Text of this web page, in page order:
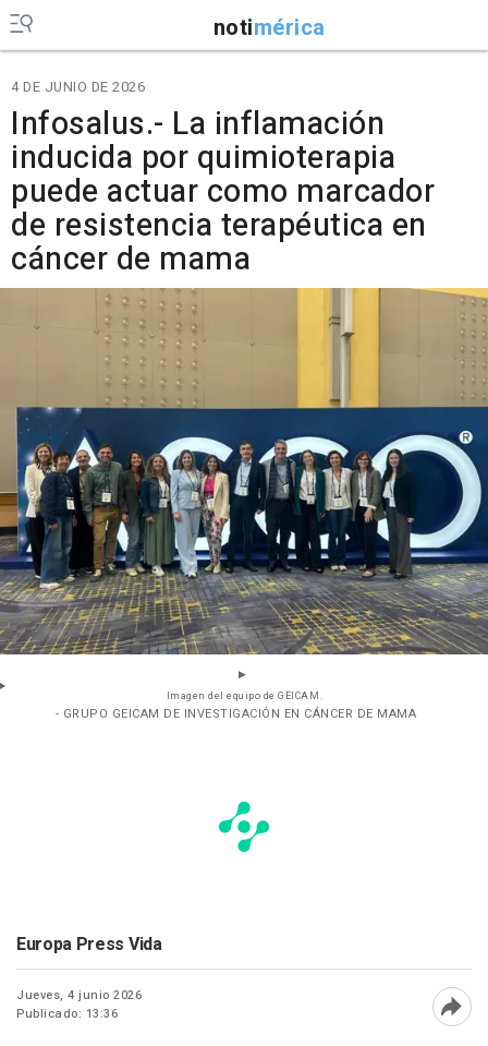
notimérica
4 DE JUNIO DE 2026
Infosalus.- La inflamación
inducida por quimioterapia
puede actuar como marcador
de resistencia terapéutica en
cáncer de mama
Imagen del equipo de GEICAM.
- GRUPO GEICAM DE INVESTIGACIÓN EN CÁNCER DE MAMA
Europa Press Vida
Jueves, 4 junio 2026
Publicado: 13:36